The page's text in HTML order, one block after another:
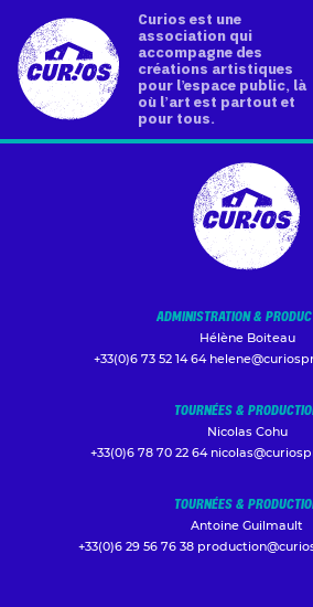
Curios est une
association qui
accompagne des
créations artistiques
pour l’espace public, là
où l’art est partout et
pour tous.
ADMINISTRATION &
Hélène Boiteau
+33(0)6 73 52 14 64
TOURNÉES &
Nicolas Cohu
+33(0)6 78 70 22 64
TOURNÉES &
Antoine Guilmault
+33(0)6 29 56 76 38